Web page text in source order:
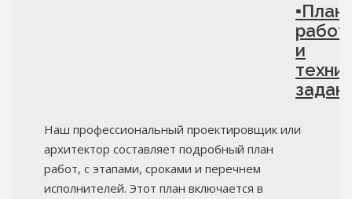
▪План
работ
и
Наш профессиональный проектировщик или
архитектор составляет подробный план
работ, с этапами, сроками и перечнем
исполнителей. Этот план включается в